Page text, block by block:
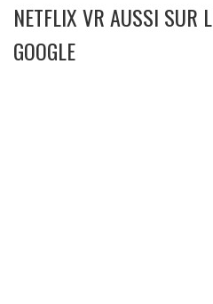
NETFLIX VR AUSSI SUR
GOOGLE